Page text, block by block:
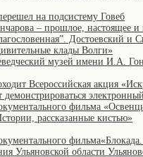
на подсистему Говеб
– прошлое, настоящее и
Достоевский и
клады Волги»
музей имени И.А.
Всероссийская акция
демонстрироваться
фильма
рассказанные кистью»
Ульяновской области